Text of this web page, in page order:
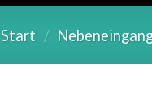
Start /